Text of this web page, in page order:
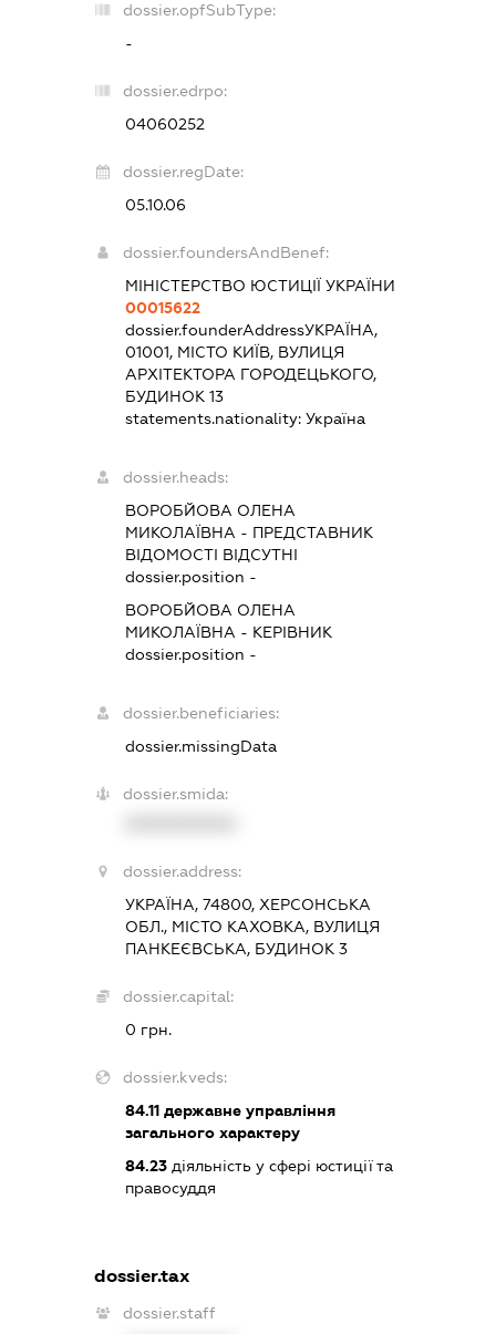
dossier.opfSubType:
-
dossier.edrpo:
04060252
dossier.regDate:
05.10.06
dossier.foundersAndBenef:
МІНІСТЕРСТВО ЮСТИЦІЇ УКРАЇНИ
00015622
dossier.founderAddressУКРАЇНА,
01001, МІСТО КИЇВ, ВУЛИЦЯ
АРХІТЕКТОРА ГОРОДЕЦЬКОГО,
БУДИНОК 13
statements.nationality:Україна
dossier.heads:
ВОРОБЙОВА ОЛЕНА
МИКОЛАЇВНА - ПРЕДСТАВНИК
ВІДОМОСТІ ВІДСУТНІ
dossier.position -
ВОРОБЙОВА ОЛЕНА
МИКОЛАЇВНА - КЕРІВНИК
dossier.position -
dossier.beneficiaries:
dossier.missingData
dossier.smida:
dossier.address:
УКРАЇНА, 74800, ХЕРСОНСЬКА
ОБЛ., МІСТО КАХОВКА, ВУЛИЦЯ
ПАНКЕЄВСЬКА, БУДИНОК 3
dossier.capital:
0 грн.
dossier.kveds:
84.11 державне управління
загального характеру
84.23 діяльність у сфері юстиції та
правосуддя
dossier.tax
dossier.staff